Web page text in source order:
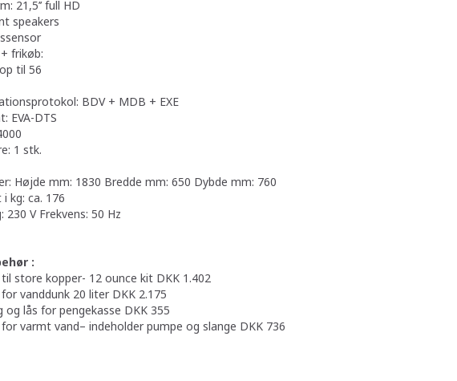
21,5’’ full HD
speakers
frikøb:
til 56
BDV + MDB + EXE
EVA-DTS
1 stk.
Højde mm: 1830 Bredde mm: 650 Dybde mm: 760
kg: ca. 176
230 V Frekvens: 50 Hz
:
store kopper- 12 ounce kit DKK 1.402
vanddunk 20 liter DKK 2.175
og lås for pengekasse DKK 355
varmt vand– indeholder pumpe og slange DKK 736